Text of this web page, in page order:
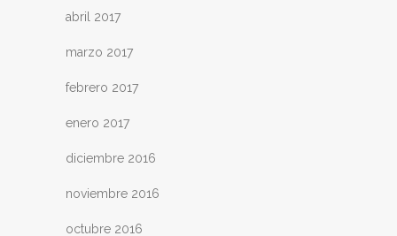
abril 2017
marzo 2017
febrero 2017
enero 2017
diciembre 2016
noviembre 2016
octubre 2016